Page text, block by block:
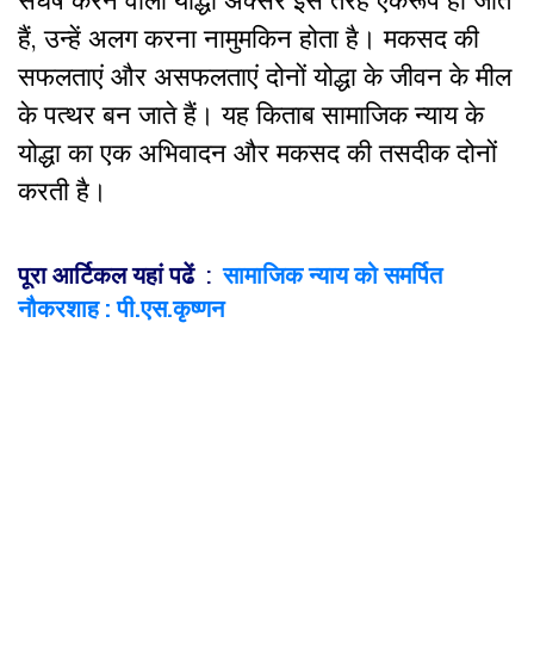
हैं, उन्हें अलग करना नामुमकिन होता है। मकसद की
सफलताएं और असफलताएं दोनों योद्धा के जीवन के मील
के पत्थर बन जाते हैं। यह किताब सामाजिक न्याय के
योद्धा का एक अभिवादन और मकसद की तसदीक दोनों
करती है।
पूरा आर्टिकल यहां पढें :सामाजिक न्याय को समर्पित
नौकरशाह : पी.एस.कृष्णन